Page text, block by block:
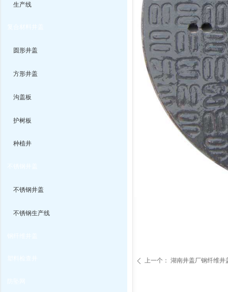
ꄴ 上一个： 湖南井盖厂钢纤维井
生产线
圆形井盖
方形井盖
沟盖板
护树板
种植井
不锈钢井盖
不锈钢生产线